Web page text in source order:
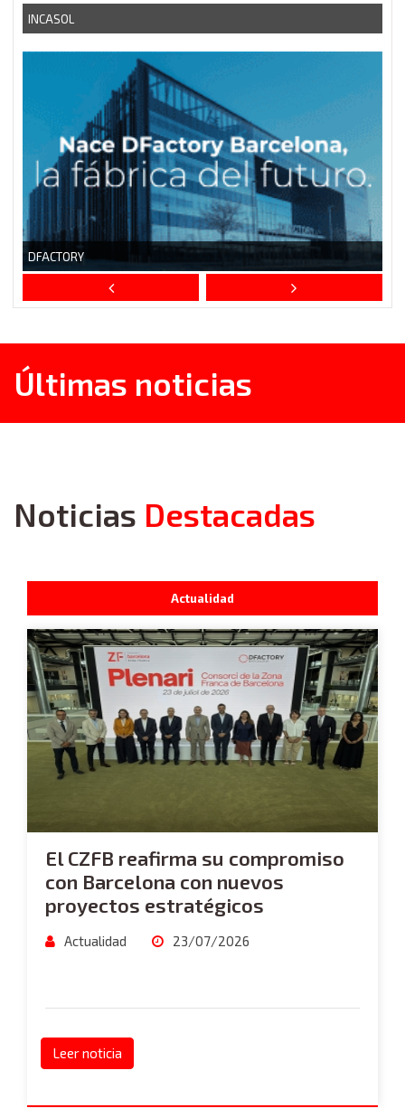
Últimas noticias
Noticias Destacadas
Actualidad
El CZFB reafirma su compromiso
con Barcelona con nuevos
proyectos estratégicos
Actualidad 23/07/2026
Leer noticia